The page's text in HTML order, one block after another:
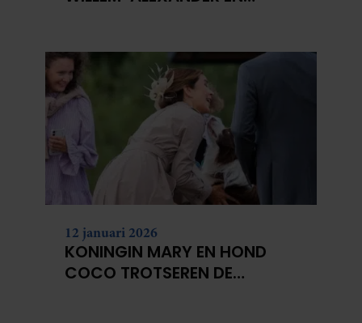
12 januari 2026
KONINGIN MARY EN HOND
COCO TROTSEREN DE